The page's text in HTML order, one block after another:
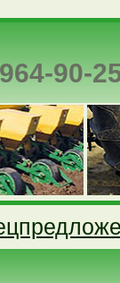
90-